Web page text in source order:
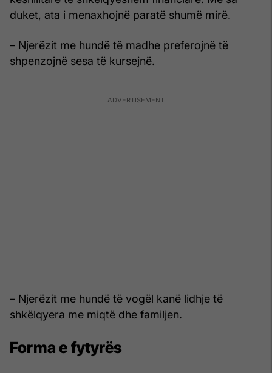
duket, ata i menaxhojnë paratë shumë mirë.
– Njerëzit me hundë të madhe preferojnë të
shpenzojnë sesa të kursejnë.
– Njerëzit me hundë të vogël kanë lidhje të
shkëlqyera me miqtë dhe familjen.
Forma e fytyrës